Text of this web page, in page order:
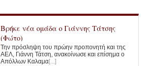
Βρήκε νέα ομάδα ο Γιάννης Τάτσης
(Φώτο)
Την πρόσληψη του πρώην προπονητή και της
ΑΕΛ, Γιάννη Τάτση, ανακοίνωσε και επίσημα ο
Απόλλων Καλαμα[...]